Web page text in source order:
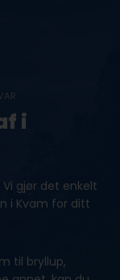
i
gjør det enkelt
i Kvam for ditt
til bryllup,